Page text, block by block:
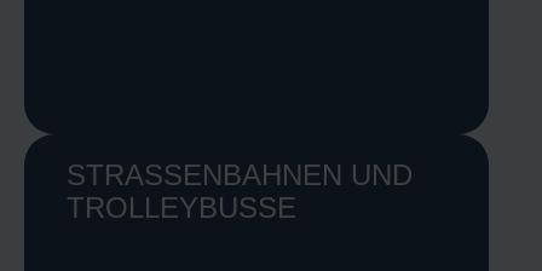
STRASSENBAHNEN UND T
ROLLEYBUSSE